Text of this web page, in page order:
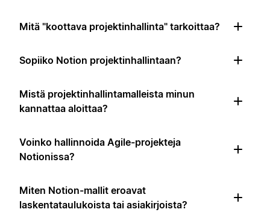
Mitä "koottava projektinhallinta" tarkoittaa?
Sopiiko Notion projektinhallintaan?
Mistä projektinhallintamalleista minun
kannattaa aloittaa?
Voinko hallinnoida Agile-projekteja
Notionissa?
Miten Notion-mallit eroavat
laskentataulukoista tai asiakirjoista?